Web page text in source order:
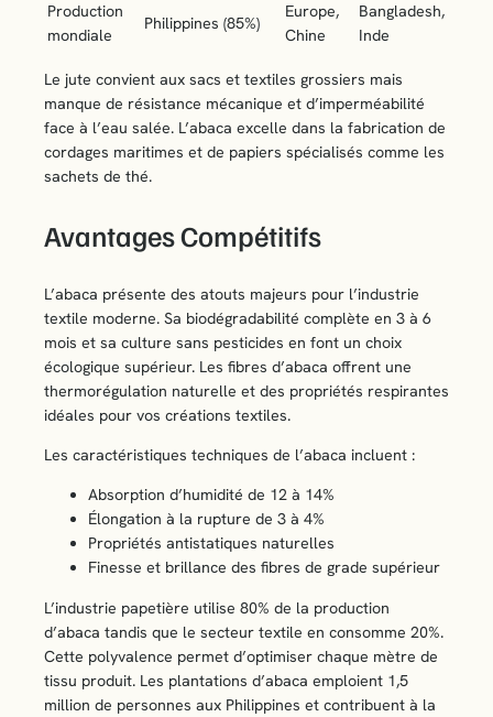
Production
mondiale
Philippines (85%)
Europe,
Chine
Bangladesh,
Inde
Le jute convient aux sacs et textiles grossiers mais
manque de résistance mécanique et d’imperméabilité
face à l’eau salée. L’abaca excelle dans la fabrication de
cordages maritimes et de papiers spécialisés comme les
sachets de thé.
Avantages Compétitifs
L’abaca présente des atouts majeurs pour l’industrie
textile moderne. Sa biodégradabilité complète en 3 à 6
mois et sa culture sans pesticides en font un choix
écologique supérieur. Les fibres d’abaca offrent une
thermorégulation naturelle et des propriétés respirantes
idéales pour vos créations textiles.
Les caractéristiques techniques de l’abaca incluent :
Absorption d’humidité de 12 à 14%
Élongation à la rupture de 3 à 4%
Propriétés antistatiques naturelles
Finesse et brillance des fibres de grade supérieur
L’industrie papetière utilise 80% de la production
d’abaca tandis que le secteur textile en consomme 20%.
Cette polyvalence permet d’optimiser chaque mètre de
tissu produit. Les plantations d’abaca emploient 1,5
million de personnes aux Philippines et contribuent à la